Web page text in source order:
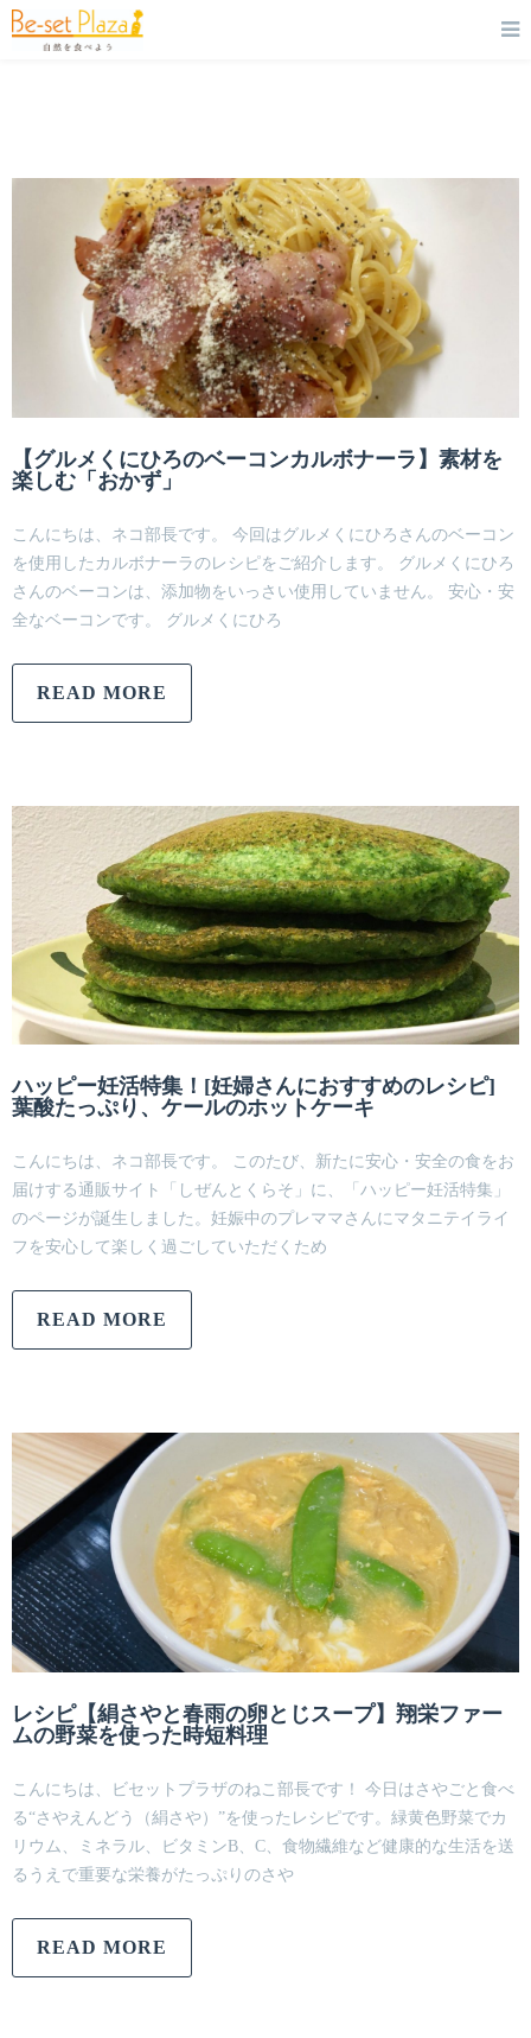
【グルメくにひろのベーコンカルボナーラ】素材を
楽しむ「おかず」
こんにちは、ネコ部長です。 今回はグルメくにひろさんのベーコン
を使用したカルボナーラのレシピをご紹介します。 グルメくにひろ
さんのベーコンは、添加物をいっさい使用していません。 安心・安
全なベーコンです。 グルメくにひろ
READ MORE
ハッピー妊活特集！[妊婦さんにおすすめのレシピ]
葉酸たっぷり、ケールのホットケーキ
こんにちは、ネコ部長です。 このたび、新たに安心・安全の食をお
届けする通販サイト「しぜんとくらそ」に、「ハッピー妊活特集」
のページが誕生しました。妊娠中のプレママさんにマタニテイライ
フを安心して楽しく過ごしていただくため
READ MORE
レシピ【絹さやと春雨の卵とじスープ】翔栄ファー
ムの野菜を使った時短料理
こんにちは、ビセットプラザのねこ部長です！ 今日はさやごと食べ
る“さやえんどう（絹さや）”を使ったレシピです。緑黄色野菜でカ
リウム、ミネラル、ビタミンB、C、食物繊維など健康的な生活を送
るうえで重要な栄養がたっぷりのさや
READ MORE